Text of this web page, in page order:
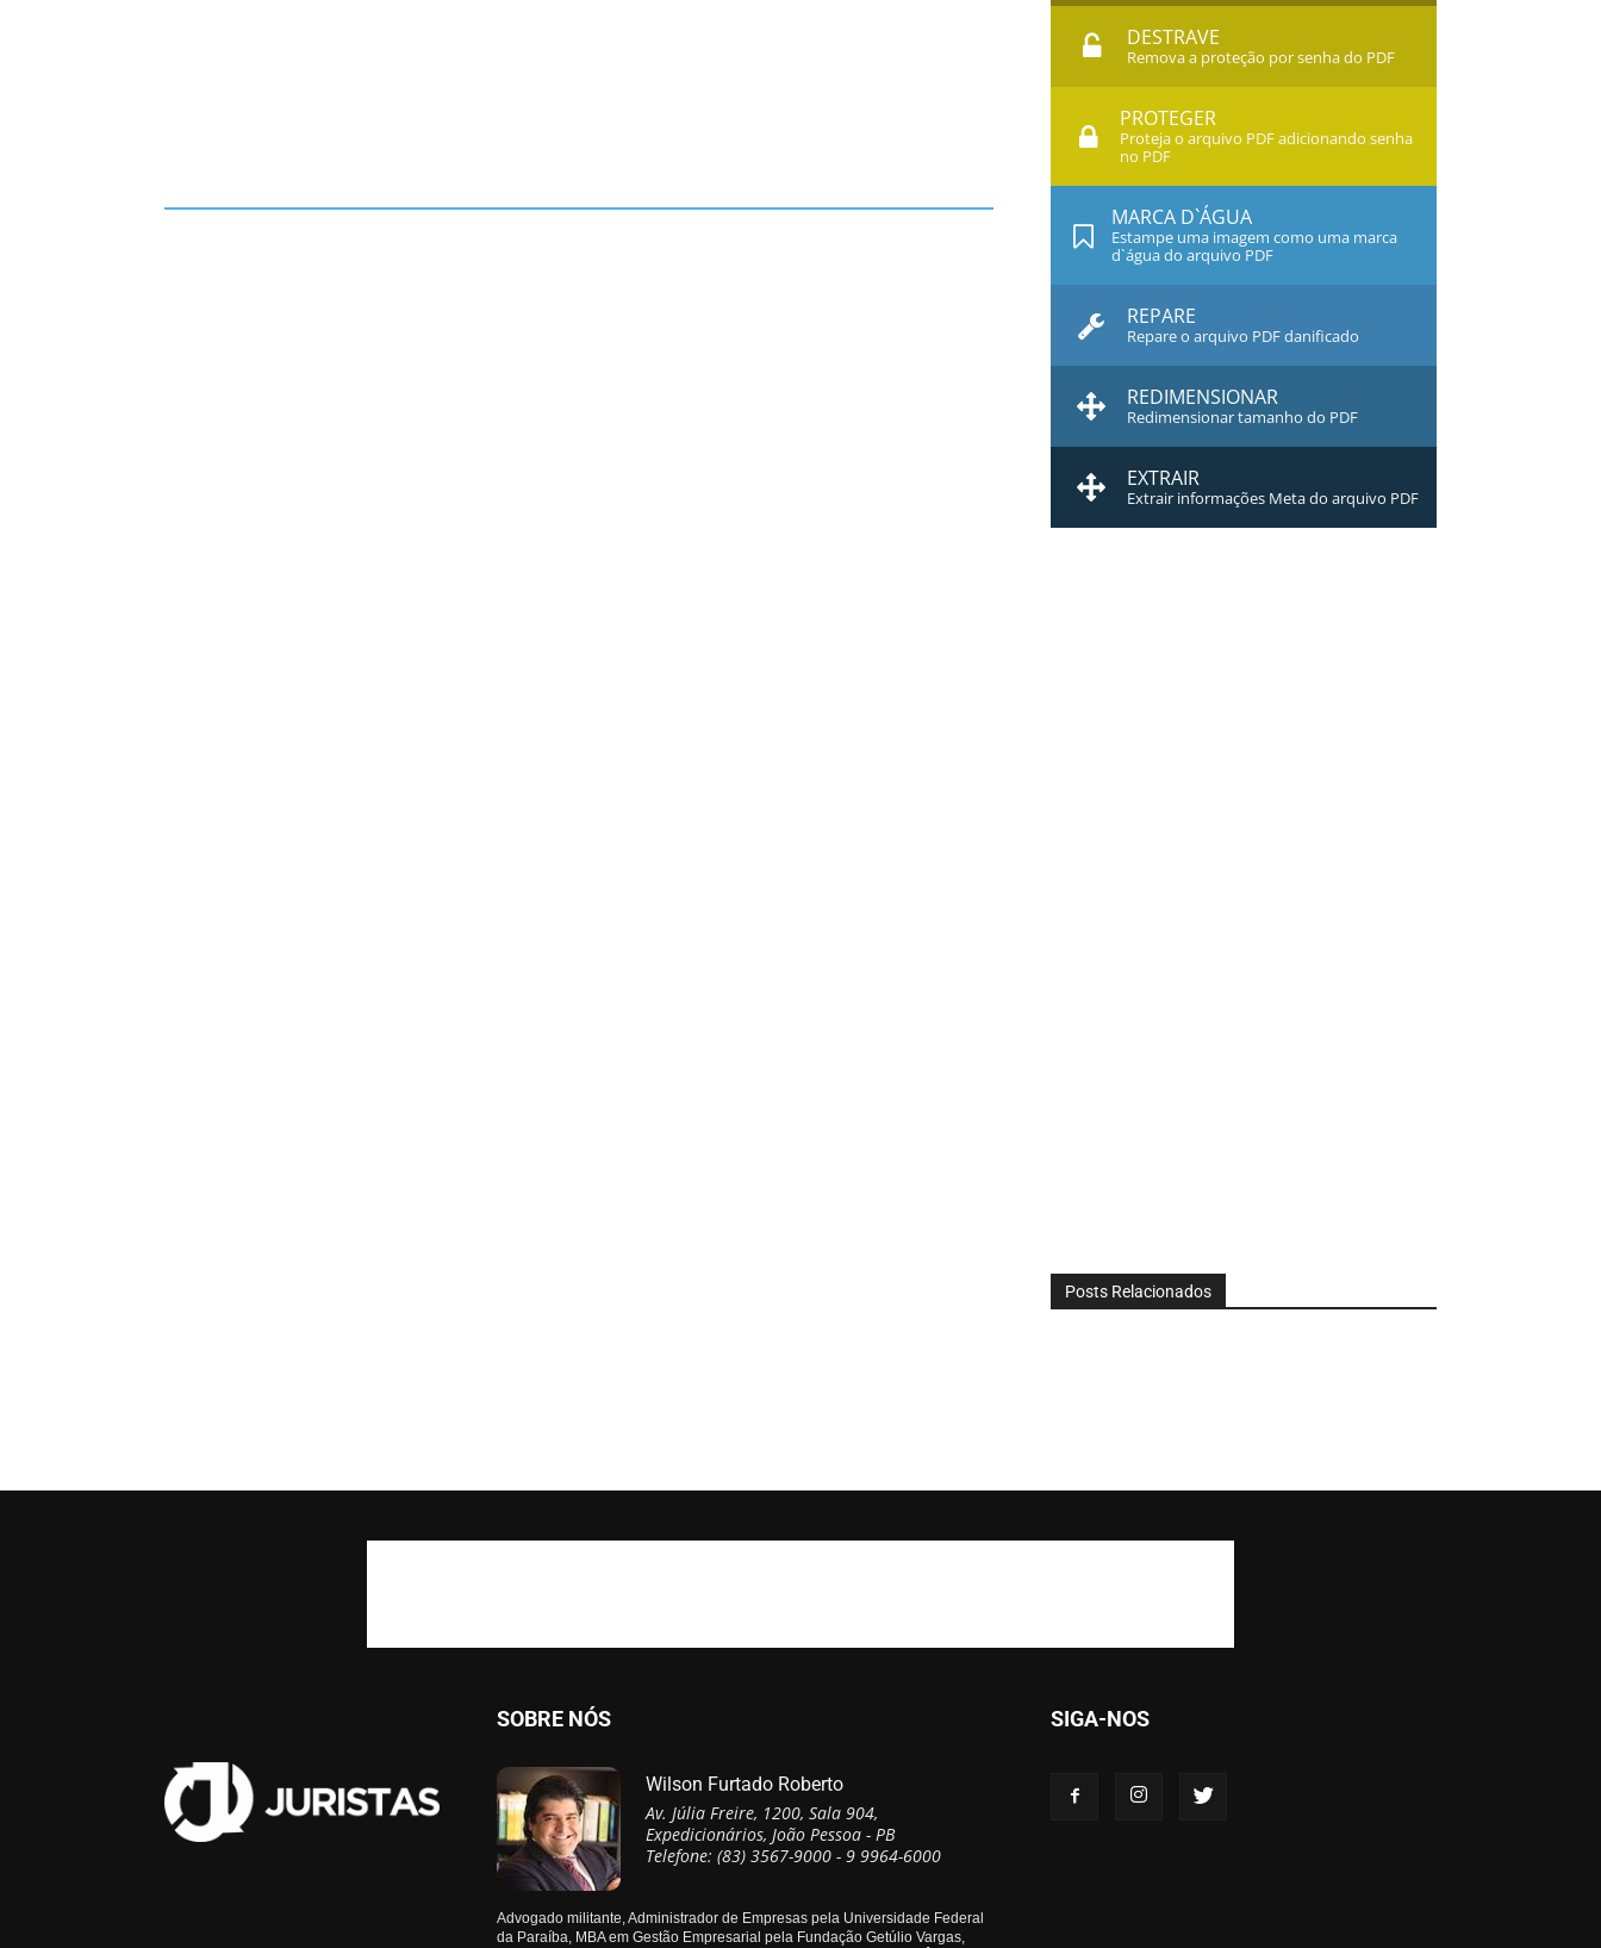
DESTRAVE
Remova a proteção por senha do PDF
PROTEGER
Proteja o arquivo PDF adicionando senha
no PDF
MARCA D`ÁGUA
Estampe uma imagem como uma marca
d`água do arquivo PDF
REPARE
Repare o arquivo PDF danificado
REDIMENSIONAR
Redimensionar tamanho do PDF
EXTRAIR
Extrair informações Meta do arquivo PDF
Posts Relacionados
SOBRE NÓS
Wilson Furtado Roberto
Av. Júlia Freire, 1200, Sala 904,
Expedicionários, João Pessoa - PB
Telefone: (83) 3567-9000 - 9 9964-6000
Advogado militante, Administrador de Empresas pela Universidade Federal
da Paraíba, MBA em Gestão Empresarial pela Fundação Getúlio Vargas,
SIGA-NOS